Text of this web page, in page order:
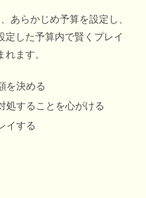
あらかじめ予算を設定し、
定した予算内で賢くプレイ
ます。
を決める
処することを心がける
イする